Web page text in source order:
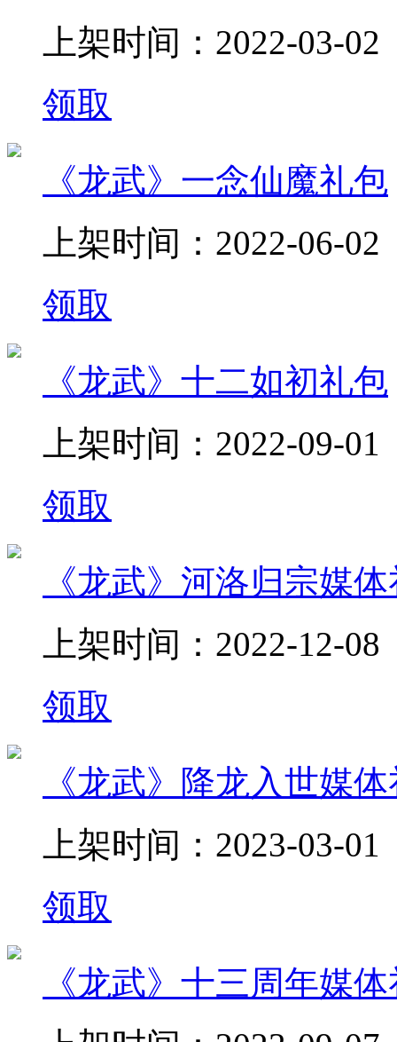
上架时间：2022-03-02
领取
《龙武》一念仙魔礼包
上架时间：2022-06-02
领取
《龙武》十二如初礼包
上架时间：2022-09-01
领取
《龙武》河洛归宗媒
上架时间：2022-12-08
领取
《龙武》降龙入世媒
上架时间：2023-03-01
领取
《龙武》十三周年媒